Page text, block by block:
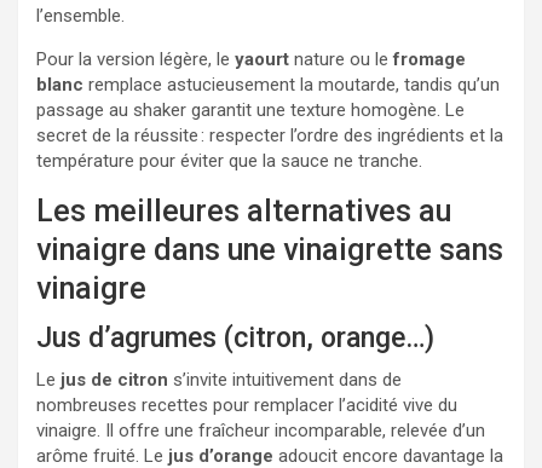
l’ensemble.
Pour la version légère, le yaourt nature ou lefromage
blanc remplace astucieusement la moutarde, tandis qu’un
passage au shaker garantit une texture homogène. Le
secret de la réussite : respecter l’ordre des ingrédients et la
température pour éviter que la sauce ne tranche.
Les meilleures alternatives au
vinaigre dans une vinaigrette sans
vinaigre
Jus d’agrumes (citron, orange…)
Le jus de citron s’invite intuitivement dans de
nombreuses recettes pour remplacer l’acidité vive du
vinaigre. Il offre une fraîcheur incomparable, relevée d’un
arôme fruité. Le jus d’orange adoucit encore davantage la